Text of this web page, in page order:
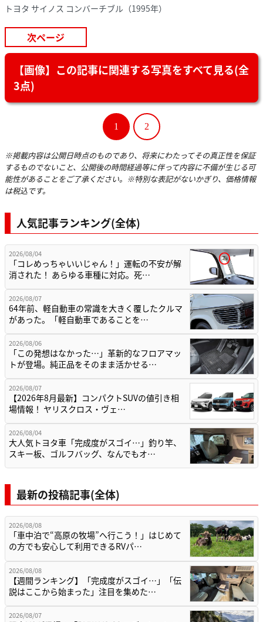
トヨタ サイノス コンバーチブル（1995年）
次ページ
【画像】この記事に関連する写真をすべて見る(全
3点)
1 2
※掲載内容は公開日時点のものであり、将来にわたってその真正性を保証
するものでないこと、公開後の時間経過等に伴って内容に不備が生じる可
能性があることをご了承ください。※特別な表記がないかぎり、価格情報
は税込です。
人気記事ランキング(全体)
2026/08/04
「コレめっちゃいいじゃん！」運転の不安が解
消された！ あらゆる車種に対応。死…
2026/08/07
64年前、軽自動車の常識を大きく覆したクルマ
があった。「軽自動車であることを…
2026/08/06
「この発想はなかった…」革新的なフロアマッ
トが登場。純正品をそのまま活かせる…
2026/08/07
【2026年8月最新】コンパクトSUVの値引き相
場情報！ ヤリスクロス・ヴェ…
2026/08/04
大人気トヨタ車「完成度がスゴイ…」釣り竿、
スキー板、ゴルフバッグ、なんでもオ…
最新の投稿記事(全体)
2026/08/08
「車中泊で“高原の牧場”へ行こう！」はじめて
の方でも安心して利用できるRVパ…
2026/08/08
【週間ランキング】「完成度がスゴイ…」「伝
説はここから始まった」注目を集めた…
2026/08/07